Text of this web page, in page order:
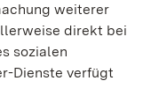
weiterer
direkt bei
sozialen
Dienste verfügt